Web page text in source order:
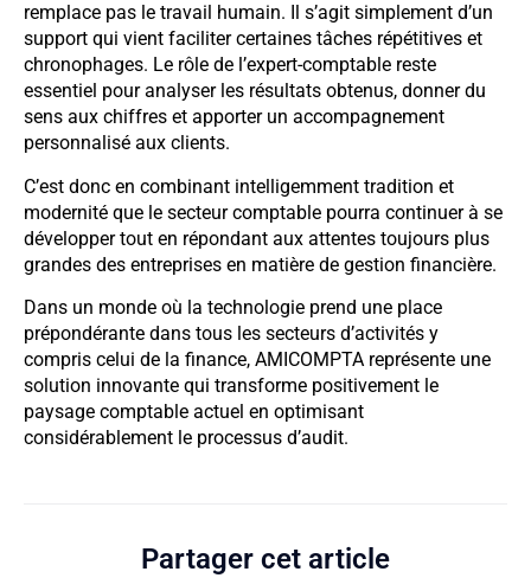
remplace pas le travail humain. Il s’agit simplement d’un
support qui vient faciliter certaines tâches répétitives et
chronophages. Le rôle de l’expert-comptable reste
essentiel pour analyser les résultats obtenus, donner du
sens aux chiffres et apporter un accompagnement
personnalisé aux clients.
C’est donc en combinant intelligemment tradition et
modernité que le secteur comptable pourra continuer à se
développer tout en répondant aux attentes toujours plus
grandes des entreprises en matière de gestion financière.
Dans un monde où la technologie prend une place
prépondérante dans tous les secteurs d’activités y
compris celui de la finance, AMICOMPTA représente une
solution innovante qui transforme positivement le
paysage comptable actuel en optimisant
considérablement le processus d’audit.
Partager cet article